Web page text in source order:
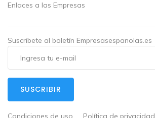
Enlaces a las Empresas
Suscríbete al boletín Empresasespanolas.es
Condiciones de uso Política de privacidad
SUSCRIBIR